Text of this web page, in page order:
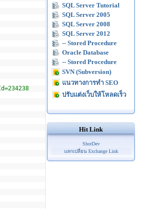
SQL Server Tutorial
SQL Server 2005
SQL Server 2008
SQL Server 2012
-- Stored Procedure
Oracle Database
-- Stored Procedure
SVN (Subversion)
แนวทางการทำ SEO
ปรับแต่งเว็บให้โหลดเร็ว
Hit Link
ShotDev
แลกเปลี่ยน Exchange Link